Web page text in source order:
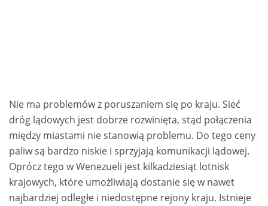
Nie ma problemów z poruszaniem się po kraju. Sieć
dróg lądowych jest dobrze rozwinięta, stąd połączenia
między miastami nie stanowią problemu. Do tego ceny
paliw są bardzo niskie i sprzyjają komunikacji lądowej.
Oprócz tego w Wenezueli jest kilkadziesiąt lotnisk
krajowych, które umożliwiają dostanie się w nawet
najbardziej odległe i niedostępne rejony kraju. Istnieje